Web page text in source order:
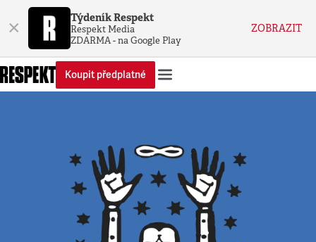
× Týdeník Respekt
Respekt Media
ZDARMA - na Google Play
ZOBRAZIT
Koupit předplatné